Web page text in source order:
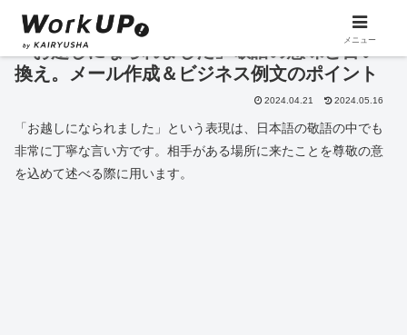
「お越しになられました」敬語の意味と言い
換え。メール作成＆ビジネス例文のポイント
2024.04.21 2024.05.16
「お越しになられました」という表現は、日本語の敬語の中でも
非常に丁寧な言い方です。相手がある場所に来たことを尊敬の意
を込めて述べる際に用います。
メニュー